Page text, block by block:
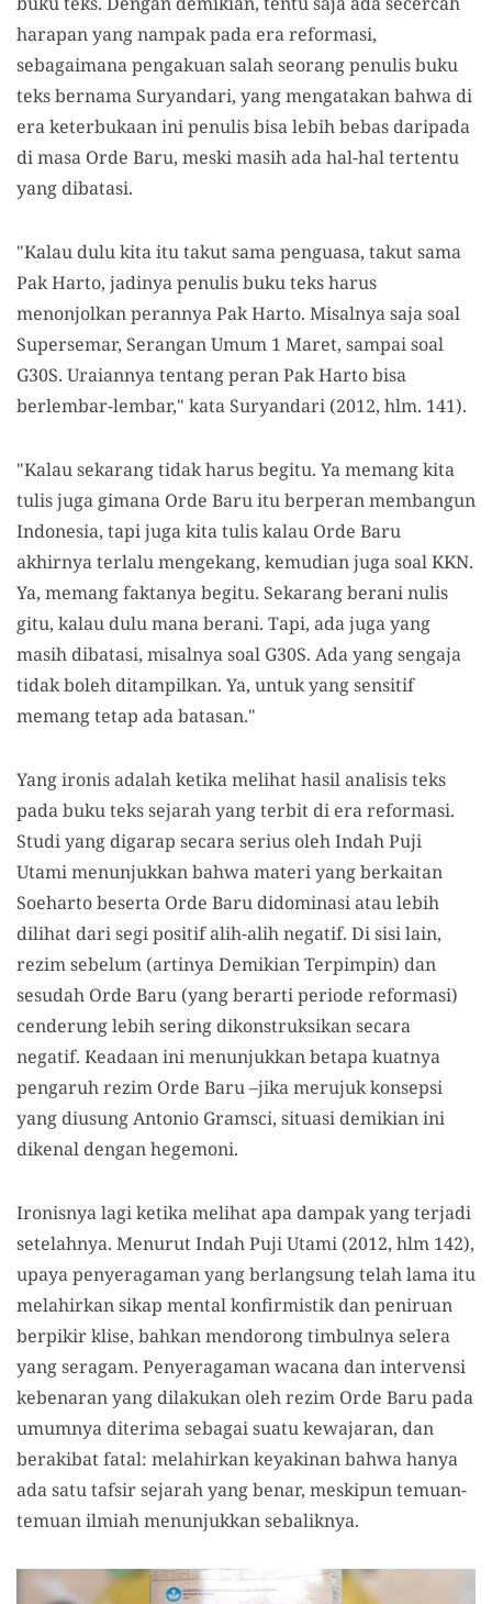
harapan yang nampak pada era reformasi,
sebagaimana pengakuan salah seorang penulis buku
teks bernama Suryandari, yang mengatakan bahwa di
era keterbukaan ini penulis bisa lebih bebas daripada
di masa Orde Baru, meski masih ada hal-hal tertentu
yang dibatasi.
"Kalau dulu kita itu takut sama penguasa, takut sama
Pak Harto, jadinya penulis buku teks harus
menonjolkan perannya Pak Harto. Misalnya saja soal
Supersemar, Serangan Umum 1 Maret, sampai soal
G30S. Uraiannya tentang peran Pak Harto bisa
berlembar-lembar," kata Suryandari (2012, hlm. 141).
"Kalau sekarang tidak harus begitu. Ya memang kita
tulis juga gimana Orde Baru itu berperan membangun
Indonesia, tapi juga kita tulis kalau Orde Baru
akhirnya terlalu mengekang, kemudian juga soal KKN.
Ya, memang faktanya begitu. Sekarang berani nulis
gitu, kalau dulu mana berani. Tapi, ada juga yang
masih dibatasi, misalnya soal G30S. Ada yang sengaja
tidak boleh ditampilkan. Ya, untuk yang sensitif
memang tetap ada batasan."
Yang ironis adalah ketika melihat hasil analisis teks
pada buku teks sejarah yang terbit di era reformasi.
Studi yang digarap secara serius oleh Indah Puji
Utami menunjukkan bahwa materi yang berkaitan
Soeharto beserta Orde Baru didominasi atau lebih
dilihat dari segi positif alih-alih negatif. Di sisi lain,
rezim sebelum (artinya Demikian Terpimpin) dan
sesudah Orde Baru (yang berarti periode reformasi)
cenderung lebih sering dikonstruksikan secara
negatif. Keadaan ini menunjukkan betapa kuatnya
pengaruh rezim Orde Baru –jika merujuk konsepsi
yang diusung Antonio Gramsci, situasi demikian ini
dikenal dengan hegemoni.
Ironisnya lagi ketika melihat apa dampak yang terjadi
setelahnya. Menurut Indah Puji Utami (2012, hlm 142),
upaya penyeragaman yang berlangsung telah lama itu
melahirkan sikap mental konfirmistik dan peniruan
berpikir klise, bahkan mendorong timbulnya selera
yang seragam. Penyeragaman wacana dan intervensi
kebenaran yang dilakukan oleh rezim Orde Baru pada
umumnya diterima sebagai suatu kewajaran, dan
berakibat fatal: melahirkan keyakinan bahwa hanya
ada satu tafsir sejarah yang benar, meskipun temuan-
temuan ilmiah menunjukkan sebaliknya.